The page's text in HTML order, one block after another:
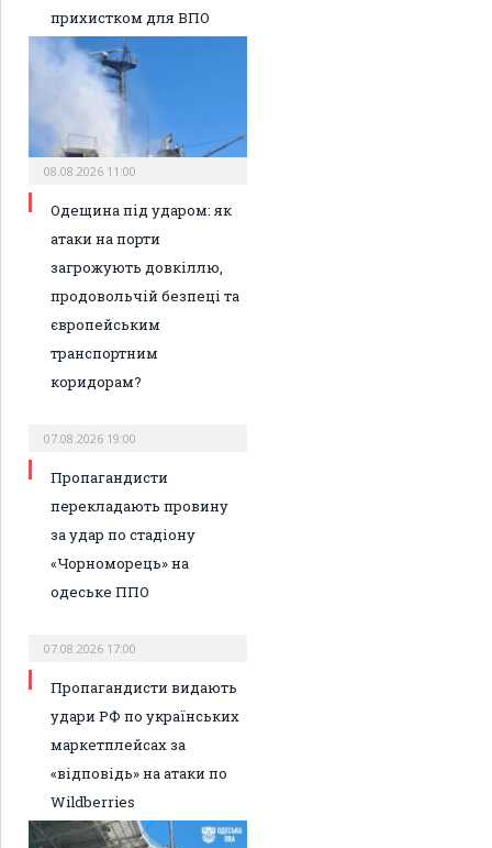
прихистком для ВПО
08.08.2026 11:00
Одещина під ударом: як
атаки на порти
загрожують довкіллю,
продовольчій безпеці та
європейським
транспортним
коридорам?
07.08.2026 19:00
Пропагандисти
перекладають провину
за удар по стадіону
«Чорноморець» на
одеське ППО
07.08.2026 17:00
Пропагандисти видають
удари РФ по українських
маркетплейсах за
«відповідь» на атаки по
Wildberries